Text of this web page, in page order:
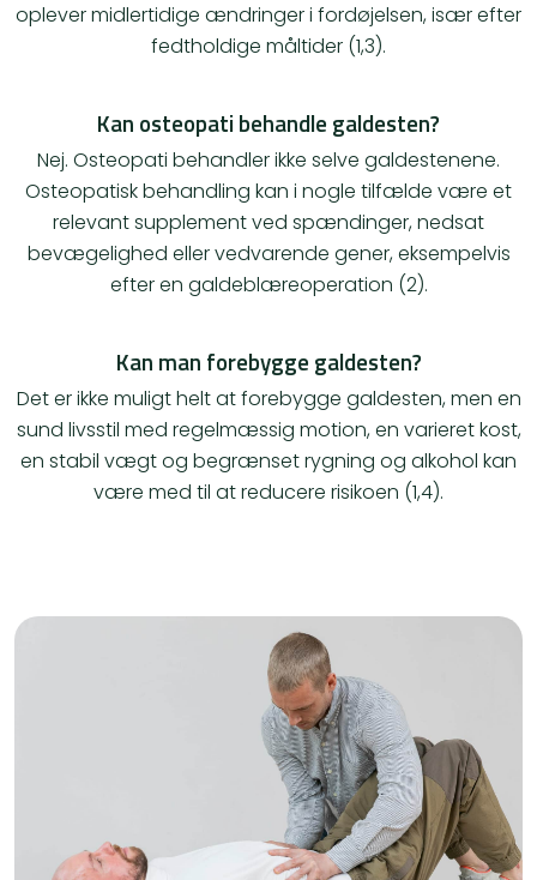
oplever midlertidige ændringer i fordøjelsen, især efter
fedtholdige måltider (1,3).
Kan osteopati behandle galdesten?
Nej. Osteopati behandler ikke selve galdestenene.
Osteopatisk behandling kan i nogle tilfælde være et
relevant supplement ved spændinger, nedsat
bevægelighed eller vedvarende gener, eksempelvis
efter en galdeblæreoperation (2).
Kan man forebygge galdesten?
Det er ikke muligt helt at forebygge galdesten, men en
sund livsstil med regelmæssig motion, en varieret kost,
en stabil vægt og begrænset rygning og alkohol kan
være med til at reducere risikoen (1,4).